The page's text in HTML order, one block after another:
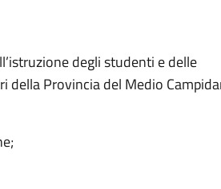
degli studenti e delle
Provincia del Medio